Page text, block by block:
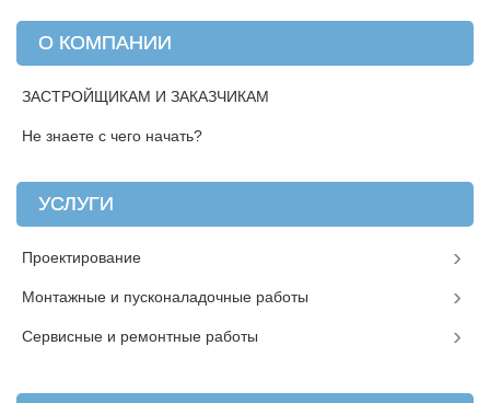
О КОМПАНИИ
ЗАСТРОЙЩИКАМ И ЗАКАЗЧИКАМ
Не знаете с чего начать?
УСЛУГИ
Проектирование
Монтажные и пусконаладочные работы
Сервисные и ремонтные работы